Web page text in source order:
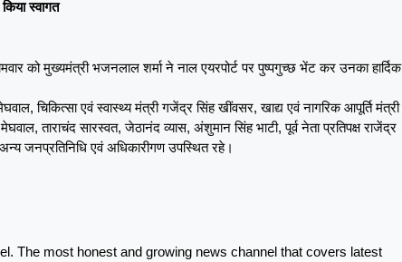
स्वागत
को मुख्यमंत्री भजनलाल शर्मा ने नाल एयरपोर्ट पर पुष्पगुच्छ भेंट कर उनका हार्दिक
चिकित्सा एवं स्वास्थ्य मंत्री गजेंद्र सिंह खींवसर, खाद्य एवं नागरिक आपूर्ति मंत्री
ताराचंद सारस्वत, जेठानंद व्यास, अंशुमान सिंह भाटी, पूर्व नेता प्रतिपक्ष राजेंद्र
जनप्रतिनिधि एवं अधिकारीगण उपस्थित रहे।
The most honest and growing news channel that covers latest